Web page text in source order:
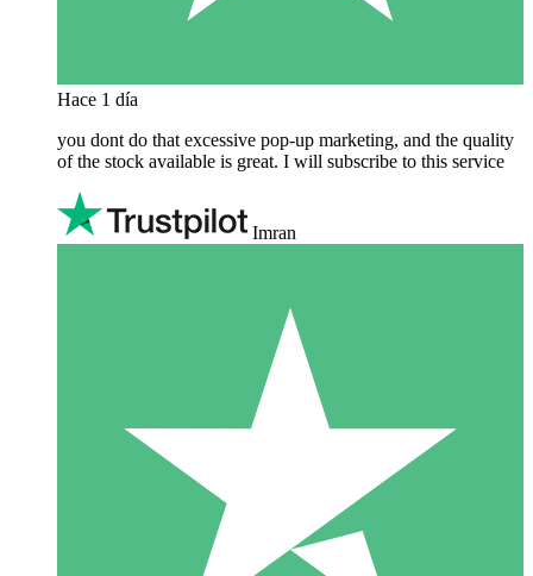
Hace 1 día
you dont do that excessive pop-up marketing, and the quality
of the stock available is great. I will subscribe to this service
Imran